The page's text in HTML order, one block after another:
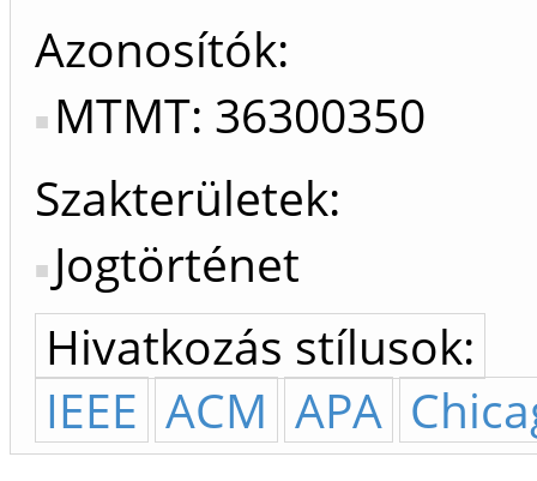
Azonosítók
MTMT: 36300350
Szakterületek:
Jogtörténet
Hivatkozás stílusok:
IEEE ACM APA